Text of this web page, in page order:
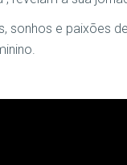
sonhos e paixões